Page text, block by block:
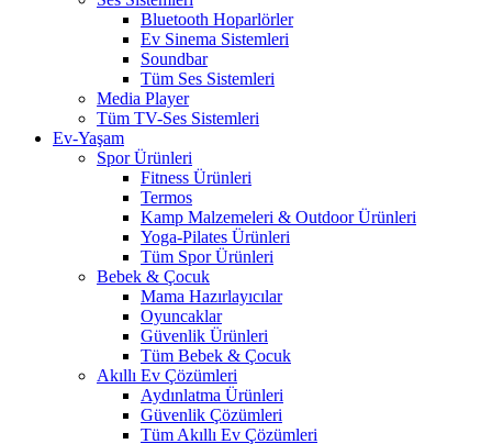
Bluetooth Hoparlörler
Ev Sinema Sistemleri
Soundbar
Tüm Ses Sistemleri
Media Player
Tüm TV-Ses Sistemleri
Ev-Yaşam
Spor Ürünleri
Fitness Ürünleri
Termos
Kamp Malzemeleri & Outdoor Ürünleri
Yoga-Pilates Ürünleri
Tüm Spor Ürünleri
Bebek & Çocuk
Mama Hazırlayıcılar
Oyuncaklar
Güvenlik Ürünleri
Tüm Bebek & Çocuk
Akıllı Ev Çözümleri
Aydınlatma Ürünleri
Güvenlik Çözümleri
Tüm Akıllı Ev Çözümleri